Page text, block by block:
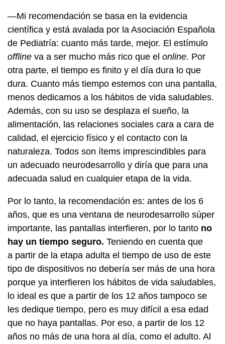
—Mi recomendación se basa en la evidencia
científica y está avalada por la Asociación Española
de Pediatría: cuanto más tarde, mejor. El estímulo
offline va a ser mucho más rico que el online. Por
otra parte, el tiempo es finito y el día dura lo que
dura. Cuanto más tiempo estemos con una pantalla,
menos dedicamos a los hábitos de vida saludables.
Además, con su uso se desplaza el sueño, la
alimentación, las relaciones sociales cara a cara de
calidad, el ejercicio físico y el contacto con la
naturaleza. Todos son ítems imprescindibles para
un adecuado neurodesarrollo y diría que para una
adecuada salud en cualquier etapa de la vida.
Por lo tanto, la recomendación es: antes de los 6
años, que es una ventana de neurodesarrollo súper
importante, las pantallas interfieren, por lo tanto no
hay un tiempo seguro. Teniendo en cuenta que
a partir de la etapa adulta el tiempo de uso de este
tipo de dispositivos no debería ser más de una hora
porque ya interfieren los hábitos de vida saludables,
lo ideal es que a partir de los 12 años tampoco se
les dedique tiempo, pero es muy difícil a esa edad
que no haya pantallas. Por eso, a partir de los 12
años no más de una hora al día, como el adulto. Al